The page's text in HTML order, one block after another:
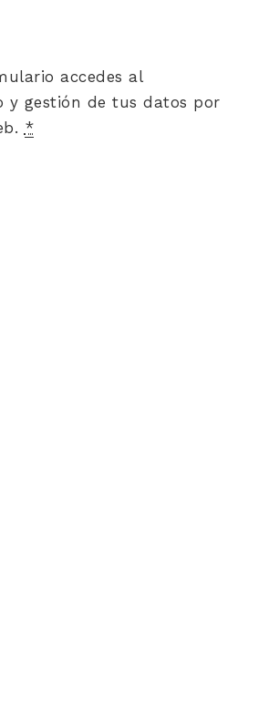
accedes al
y gestión de tus datos por
*